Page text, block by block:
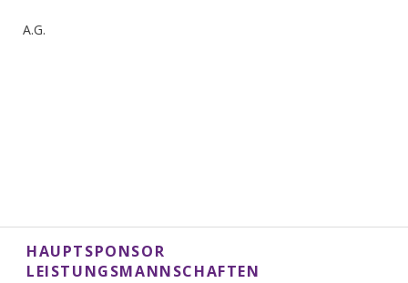
A.G.
HAUPTSPONSOR
LEISTUNGSMANNSCHAFTEN